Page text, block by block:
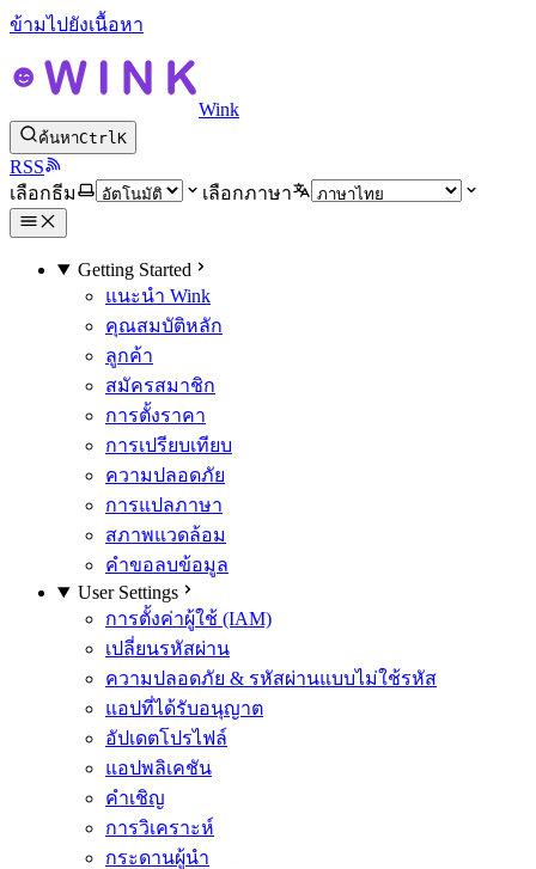
ข้ามไปยังเนื้อหา
Wink
ค้นหาCtrlK
RSS
เลือกธีม
เลือกภาษา
Getting Started
แนะนำ Wink
คุณสมบัติหลัก
ลูกค้า
สมัครสมาชิก
การตั้งราคา
การเปรียบเทียบ
ความปลอดภัย
การแปลภาษา
สภาพแวดล้อม
คำขอลบข้อมูล
User Settings
การตั้งค่าผู้ใช้ (IAM)
เปลี่ยนรหัสผ่าน
ความปลอดภัย & รหัสผ่านแบบไม่ใช้รหัส
แอปที่ได้รับอนุญาต
อัปเดตโปรไฟล์
แอปพลิเคชัน
คำเชิญ
การวิเคราะห์
กระดานผู้นำ